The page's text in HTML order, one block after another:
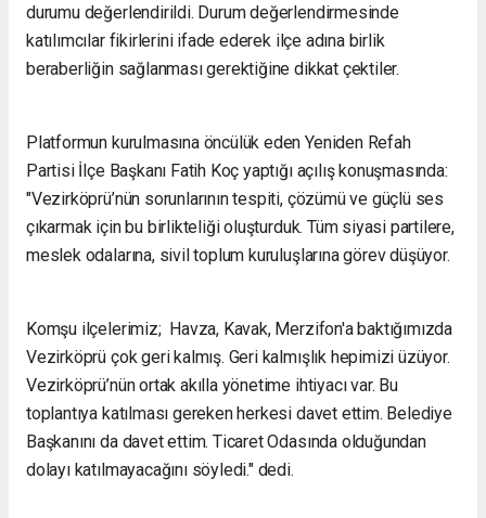
durumu değerlendirildi. Durum değerlendirmesinde
katılımcılar fikirlerini ifade ederek ilçe adına birlik
beraberliğin sağlanması gerektiğine dikkat çektiler.
Platformun kurulmasına öncülük eden Yeniden Refah
Partisi İlçe Başkanı Fatih Koç yaptığı açılış konuşmasında:
"Vezirköprü’nün sorunlarının tespiti, çözümü ve güçlü ses
çıkarmak için bu birlikteliği oluşturduk. Tüm siyasi partilere,
meslek odalarına, sivil toplum kuruluşlarına görev düşüyor.
Komşu ilçelerimiz; Havza, Kavak, Merzifon'a baktığımızda
Vezirköprü çok geri kalmış. Geri kalmışlık hepimizi üzüyor.
Vezirköprü’nün ortak akılla yönetime ihtiyacı var. Bu
toplantıya katılması gereken herkesi davet ettim. Belediye
Başkanını da davet ettim. Ticaret Odasında olduğundan
dolayı katılmayacağını söyledi." dedi.